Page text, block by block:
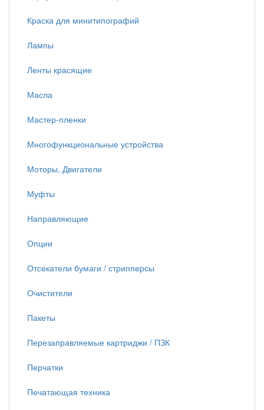
Краска для минитипографий
Лампы
Ленты красящие
Масла
Мастер-пленки
Многофункциональные устройства
Моторы, Двигатели
Муфты
Направляющие
Опции
Отсекатели бумаги / стрипперсы
Очистители
Пакеты
Перезаправляемые картриджи / ПЗК
Перчатки
Печатающая техника